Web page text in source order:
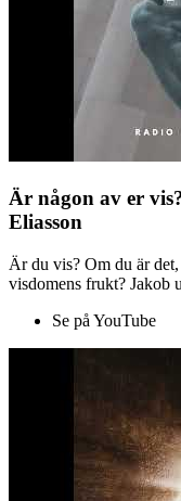
Är någon av er
Eliasson
Är du vis? Om du är
visdomens frukt? Jakob
Se på YouTube